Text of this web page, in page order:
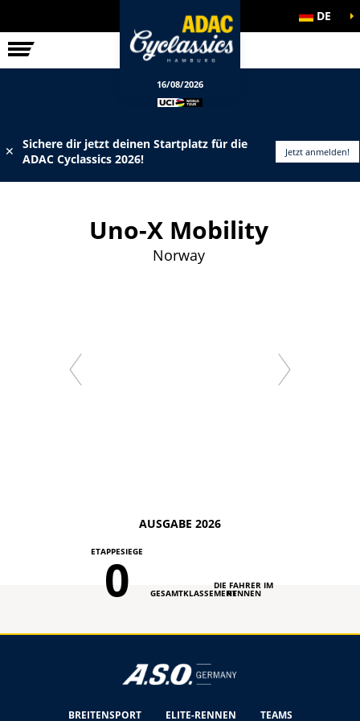
RENNEN DE
16/08/2026
✕
Sichere dir jetzt deinen Startplatz für die
ADAC Cyclassics 2026!
Jetzt anmelden!
Uno-X Mobility
Norway
AUSGABE 2026
ETAPPESIEGE
0 GESAMTKLASSEMENT
DIE FAHRER IM
RENNEN
BREITENSPORT ELITE-RENNEN TEAMS